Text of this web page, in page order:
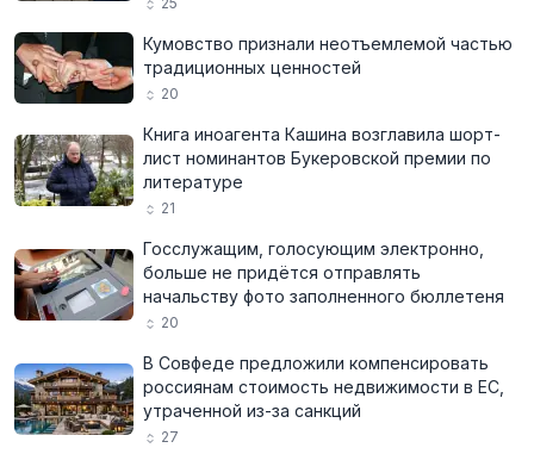
Кумовство признали неотъемлемой частью
традиционных ценностей
20
Книга иноагента Кашина возглавила шорт-
лист номинантов Букеровской премии по
литературе
21
Госслужащим, голосующим электронно,
больше не придётся отправлять
начальству фото заполненного бюллетеня
20
В Совфеде предложили компенсировать
россиянам стоимость недвижимости в ЕС,
утраченной из-за санкций
27